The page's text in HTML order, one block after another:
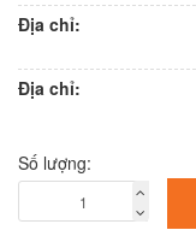
Địa chỉ:
Địa chỉ:
Số lượng: